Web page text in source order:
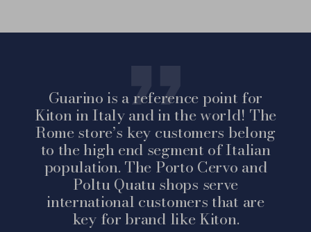
Guarino is a reference point for
Kiton in Italy and in the world! The
Rome store’s key customers belong
to the high end segment of Italian
population. The Porto Cervo and
Poltu Quatu shops serve
international customers that are
key for brand like Kiton.